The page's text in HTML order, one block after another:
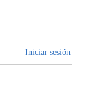
Iniciar sesión